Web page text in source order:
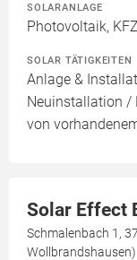
SOLARANLAGE
Photovoltaik,
SOLAR TÄTIGKEITEN
Anlage &
Neuinstallation /
von
Solar Effect
Schmalenbach 1,
Wollbrandshausen)